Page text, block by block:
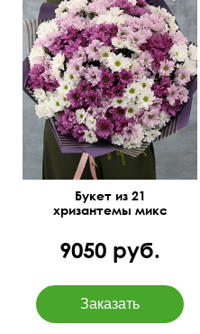
Букет из 21
хризантемы микс
9050 руб.